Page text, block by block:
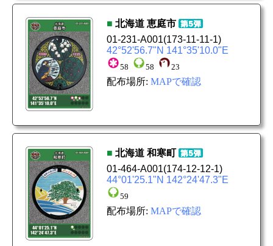
■ 北海道 恵庭市
01-231-A001(173-11-11-1)
42°52'56.7"N 141°35'10.0"E
58 58 23
配布場所: MAPで確認
■ 北海道 和寒町
01-464-A001(174-12-12-1)
44°01'25.1"N 142°24'47.3"E
59
配布場所: MAPで確認